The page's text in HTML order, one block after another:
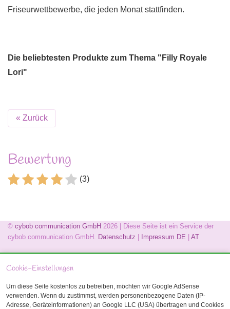
Wir verwenden bei Ihrem Besuch auf unserer
Friseurwettbewerbe, die jeden Monat stattfinden.
Die beliebtesten Produkte zum Thema "Filly Royale
Lori"
« Zurück
Bewertung
(3)
© cybob communication GmbH 2026 | Diese Seite ist ein Service der
cybob communication GmbH. Datenschutz | Impressum DE | AT
Cookie-Einstellungen
Um diese Seite kostenlos zu betreiben, möchten wir Google AdSense
verwenden. Wenn du zustimmst, werden personenbezogene Daten (IP-
Adresse, Geräteinformationen) an Google LLC (USA) übertragen und Cookies